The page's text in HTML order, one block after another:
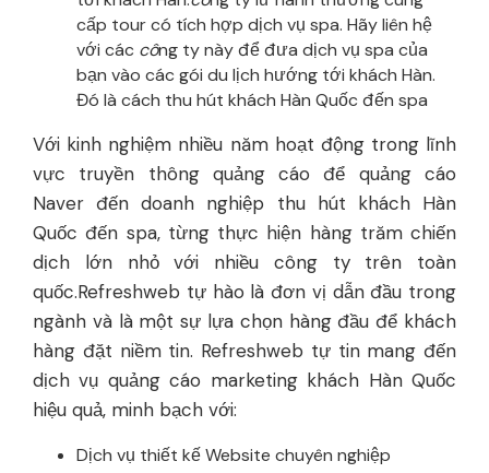
cấp tour có tích hợp dịch vụ spa. Hãy liên hệ
với các công ty này để đưa dịch vụ spa của
bạn vào các gói du lịch hướng tới khách Hàn.
Đó là cách thu hút khách Hàn Quốc đến spa
Với kinh nghiệm nhiều năm hoạt động trong lĩnh
vực truyền thông quảng cáo để quảng cáo
Naver đến doanh nghiệp thu hút khách Hàn
Quốc đến spa, từng thực hiện hàng trăm chiến
dịch lớn nhỏ với nhiều công ty trên toàn
quốc.Refreshweb tự hào là đơn vị dẫn đầu trong
ngành và là một sự lựa chọn hàng đầu để khách
hàng đặt niềm tin. Refreshweb tự tin mang đến
dịch vụ quảng cáo marketing khách Hàn Quốc
hiệu quả, minh bạch với:
Dịch vụ thiết kế Website chuyên nghiệp